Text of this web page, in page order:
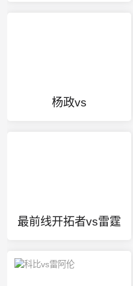
杨政vs
最前线开拓者vs雷霆